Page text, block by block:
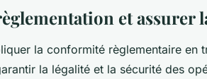
et assurer
la conformité règlementaire en
la légalité et la sécurité des